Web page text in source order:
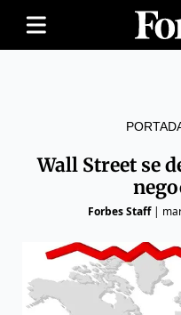
Wall Street se
Forbes Staff|